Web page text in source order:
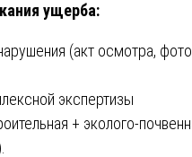
ущерба:
(акт осмотра,
экспертизы
+ эколого-